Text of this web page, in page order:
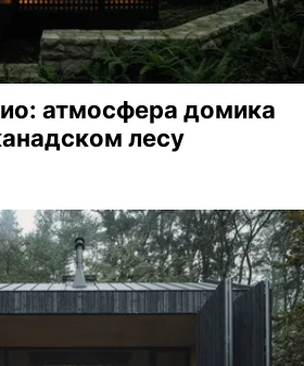
атмосфера домика
лесу